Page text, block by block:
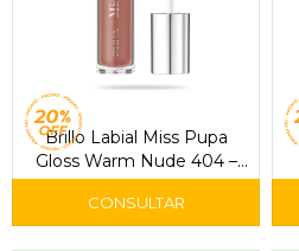
Brillo Labial Miss Pupa
Gloss Warm Nude 404 –
Pupa